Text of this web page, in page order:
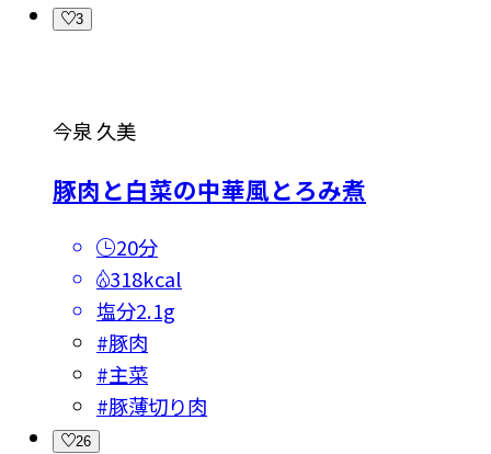
3
今泉 久美
豚肉と白菜の中華風とろみ煮
20分
318kcal
塩分2.1g
#豚肉
#主菜
#豚薄切り肉
26